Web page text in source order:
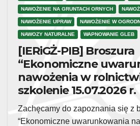
NAWOŻENIE NA GRUNTACH ORNYCH
NAWOŻENIE UPRAW NAWOŻENIE W
NAWOZY NATURALNE WAPNOWANIE GLEB
[IERiGŻ-PIB] Broszura
“Ekonomiczne
nawożenia w
szkolenie 15.07.2026 r.
Zachęcamy do zapoznania się z
“Ekonomiczne uwarunkowania